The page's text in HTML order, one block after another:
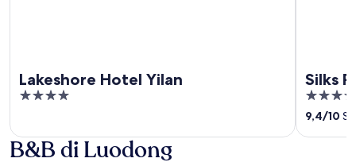
Lakeshore Hotel Yilan
4
5
Silks
4.5
out
9,4/10
B&B di Luodong